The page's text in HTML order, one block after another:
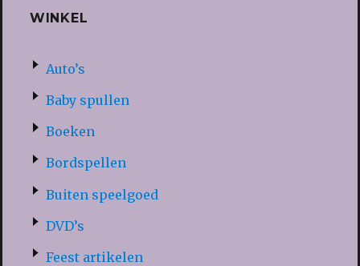
WINKEL
Auto’s
Baby spullen
Boeken
Bordspellen
Buiten speelgoed
DVD’s
Feest artikelen